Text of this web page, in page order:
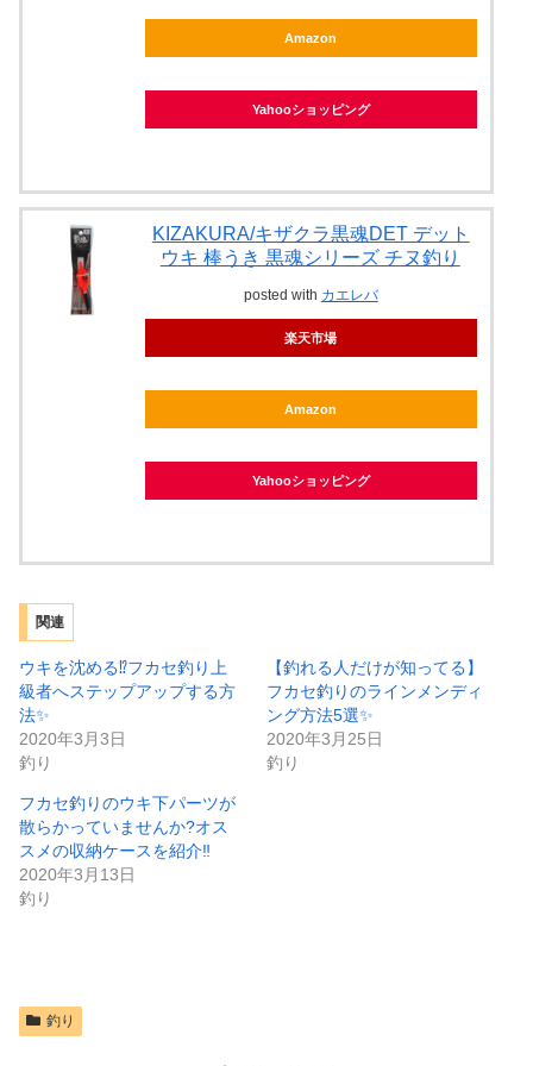
Amazon
Yahooショッピング
KIZAKURA/キザクラ黒魂DET デット
ウキ 棒うき 黒魂シリーズ チヌ釣り
posted with カエレバ
楽天市場
Amazon
Yahooショッピング
関連
ウキを沈める⁉️フカセ釣り上
級者へステップアップする方
法✨
2020年3月3日
釣り
【釣れる人だけが知ってる】
フカセ釣りのラインメンディ
ング方法5選✨
2020年3月25日
釣り
フカセ釣りのウキ下パーツが
散らかっていませんか?オス
スメの収納ケースを紹介‼️
2020年3月13日
釣り
釣り